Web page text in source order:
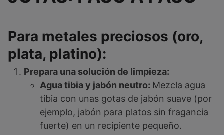
Para metales preciosos (oro,
plata, platino):
Prepara una solución de limpieza:
Agua tibia y jabón neutro: Mezcla agua
tibia con unas gotas de jabón suave (por
ejemplo, jabón para platos sin fragancia
fuerte) en un recipiente pequeño.